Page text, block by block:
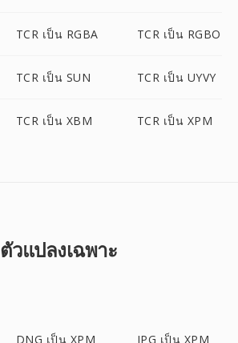
TCR เป็น RGBA TCR เป็น RGBO
TCR เป็น SUN TCR เป็น UYVY
TCR เป็น XBM TCR เป็น XPM
ตัวแปลงเฉพาะ
DNG เป็น XPM JPG เป็น XPM